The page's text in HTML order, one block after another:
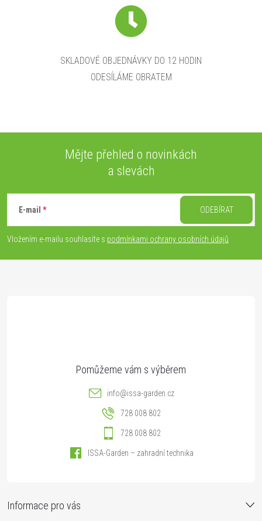
SKLADOVÉ OBJEDNÁVKY DO 12 HODIN
ODESÍLÁME OBRATEM
p
Mějte přehled o novinkách
a slevách
E-mail
Vložením e-mailu souhlasíte s podmínkami ochrany osobních údajů
ODEBÍRAT
Informace pro vás
info@issa-garden.cz
728 008 802
728 008 802
ISSA-Garden – zahradní technika